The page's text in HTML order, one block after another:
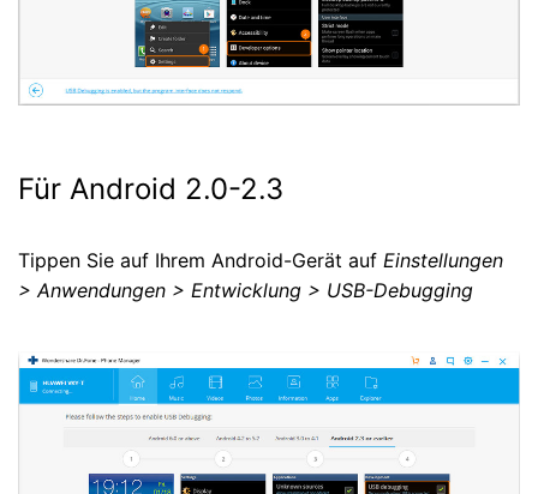
Für Android 2.0-2.3
Tippen Sie auf Ihrem Android-Gerät auf Einstellungen
> Anwendungen > Entwicklung > USB-Debugging